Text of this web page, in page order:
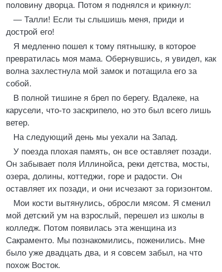
половину дворца. Потом я поднялся и крикнул:
— Талли! Если ты слышишь меня, приди и
дострой его!
Я медленно пошел к тому пятнышку, в которое
превратилась моя мама. Обернувшись, я увидел, как
волна захлестнула мой замок и потащила его за
собой.
В полной тишине я брел по берегу. Вдалеке, на
карусели, что-то заскрипело, но это был всего лишь
ветер.
На следующий день мы уехали на Запад.
У поезда плохая память, он все оставляет позади.
Он забывает поля Иллинойса, реки детства, мосты,
озера, долины, коттеджи, горе и радости. Он
оставляет их позади, и они исчезают за горизонтом.
Мои кости вытянулись, обросли мясом. Я сменил
мой детский ум на взрослый, перешел из школы в
колледж. Потом появилась эта женщина из
Сакраменто. Мы познакомились, поженились. Мне
было уже двадцать два, и я совсем забыл, на что
похож Восток.